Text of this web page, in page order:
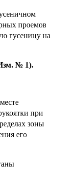
проемов
гусеницу на
№ 1).
при
зоны
его